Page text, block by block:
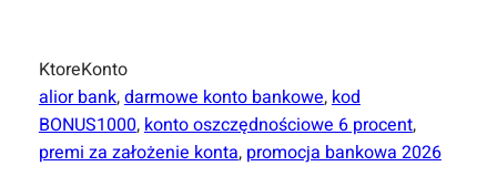
KtoreKonto
alior bank, darmowe konto bankowe, kod
BONUS1000, konto oszczędnościowe 6 procent,
premi za założenie konta, promocja bankowa 2026